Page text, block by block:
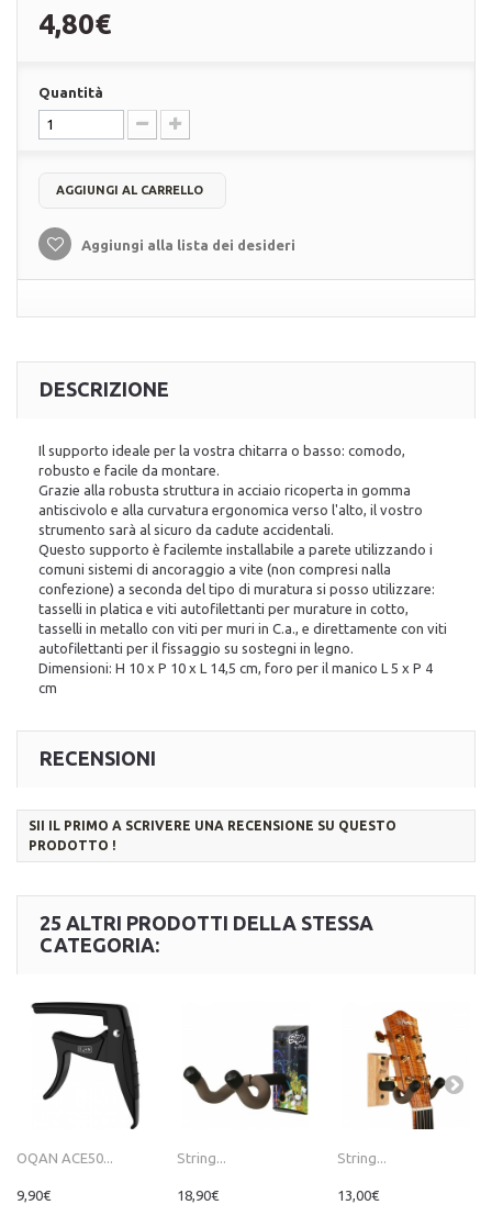
4,80€
Quantità
AGGIUNGI AL CARRELLO
Aggiungi alla lista dei desideri
DESCRIZIONE
Il supporto ideale per la vostra chitarra o basso: comodo,
robusto e facile da montare.
Grazie alla robusta struttura in acciaio ricoperta in gomma
antiscivolo e alla curvatura ergonomica verso l'alto, il vostro
strumento sarà al sicuro da cadute accidentali.
Questo supporto è facilemte installabile a parete utilizzando i
comuni sistemi di ancoraggio a vite (non compresi nalla
confezione) a seconda del tipo di muratura si posso utilizzare:
tasselli in platica e viti autofilettanti per murature in cotto,
tasselli in metallo con viti per muri in C.a., e direttamente con viti
autofilettanti per il fissaggio su sostegni in legno.
Dimensioni: H 10 x P 10 x L 14,5 cm, foro per il manico L 5 x P 4
cm
RECENSIONI
SII IL PRIMO A SCRIVERE UNA RECENSIONE SU QUESTO
PRODOTTO !
25 ALTRI PRODOTTI DELLA STESSA
CATEGORIA:
OQAN ACE50...
9,90€
String...
18,90€
String...
13,00€